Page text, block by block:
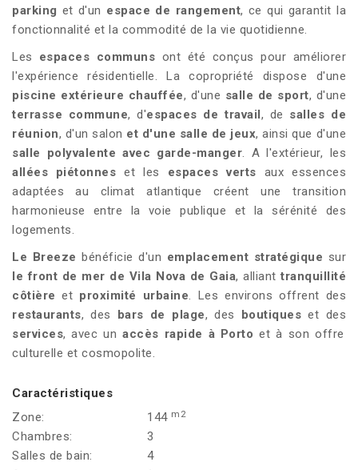
parking et d'un espace de rangement, ce qui garantit la
fonctionnalité et la commodité de la vie quotidienne.
Les espaces communs ont été conçus pour améliorer
l'expérience résidentielle. La copropriété dispose d'une
piscine extérieure chauffée, d'une salle de sport, d'une
terrasse commune, d'espaces de travail, de salles de
réunion, d'un salon et d'une salle de jeux, ainsi que d'une
salle polyvalente avec garde-manger. A l'extérieur, les
allées piétonnes et les espaces verts aux essences
adaptées au climat atlantique créent une transition
harmonieuse entre la voie publique et la sérénité des
logements.
Le Breeze bénéficie d'un emplacement stratégique sur
le front de mer de Vila Nova de Gaia, alliant tranquillité
côtière et proximité urbaine. Les environs offrent des
restaurants, des bars de plage, des boutiques et des
services, avec unaccès rapide à Porto et à son offre
culturelle et cosmopolite.
Caractéristiques
Zone:
144 m2
Chambres:
3
Salles de bain:
4